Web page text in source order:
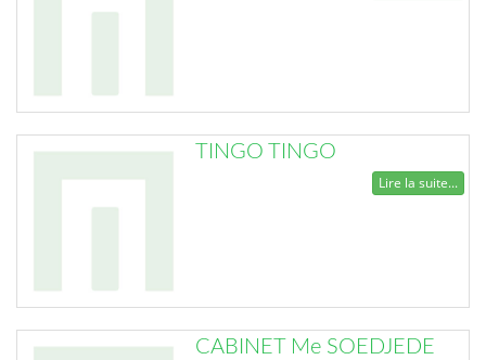
TINGO TINGO
Lire la suite...
CABINET Me SOEDJEDE